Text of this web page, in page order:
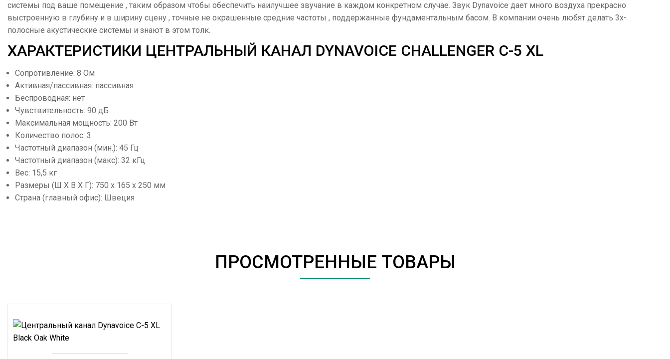
системы под ваше помещение , таким образом чтобы обеспечить наилучшее звучание в каждом конкретном случае. Звук Dynavoice дает много воздуха прекрасно
выстроенную в глубину и в ширину сцену , точные не окрашенные средние частоты , поддержанные фундаментальным басом. В компании очень любят делать 3х-
полосные акустические системы и знают в этом толк.
ХАРАКТЕРИСТИКИ ЦЕНТРАЛЬНЫЙ КАНАЛ DYNAVOICE CHALLENGER C-5 XL
Сопротивление: 8 Ом
Активная/пассивная: пассивная
Беспроводная: нет
Чувствительность: 90 дБ
Максимальная мощность: 200 Вт
Количество полос: 3
Частотный диапазон (мин.): 45 Гц
Частотный диапазон (макс): 32 кГц
Вес: 15,5 кг
Размеры (Ш Х В Х Г): 750 х 165 х 250 мм
Страна (главный офис): Швеция
ПРОСМОТРЕННЫЕ ТОВАРЫ